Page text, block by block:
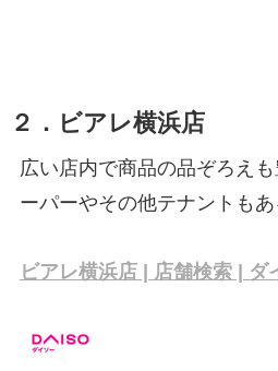
２．ビアレ横浜店
広い店内で商品の品ぞろえ
ーパーやその他テナントもあ
ビアレ横浜店 | 店舗検索 | ダ